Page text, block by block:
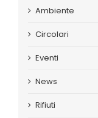
Ambiente
Circolari
Eventi
News
Rifiuti